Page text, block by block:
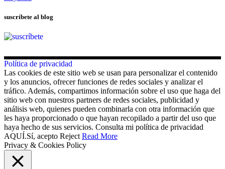
suscríbete al blog
Política de privacidad
Las cookies de este sitio web se usan para personalizar el contenido
y los anuncios, ofrecer funciones de redes sociales y analizar el
tráfico. Además, compartimos información sobre el uso que haga del
sitio web con nuestros partners de redes sociales, publicidad y
análisis web, quienes pueden combinarla con otra información que
les haya proporcionado o que hayan recopilado a partir del uso que
haya hecho de sus servicios. Consulta mi política de privacidad
AQUÍ.Sí, acepto Reject Read More
Privacy & Cookies Policy